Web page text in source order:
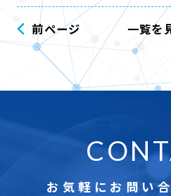
前ページ 一覧を
お気軽にお問い